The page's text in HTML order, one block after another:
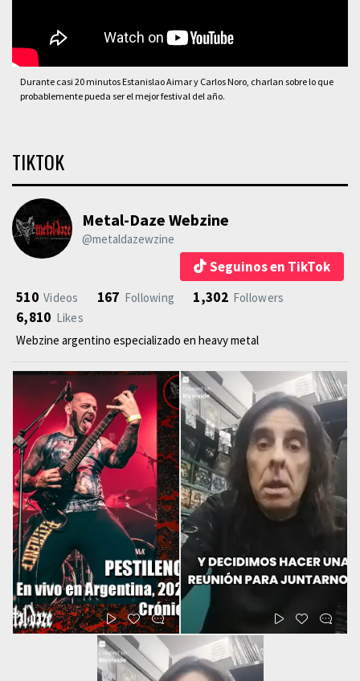
Durante casi 20 minutos Estanislao Aimar y Carlos Noro, charlan sobre lo que
probablemente pueda ser el mejor festival del año.
TIKTOK
Metal-Daze Webzine
@metaldazewzine
Seguinos en TikTok
510 Videos 167 Following 1,302 Followers
6,810 Likes
Webzine argentino especializado en heavy metal